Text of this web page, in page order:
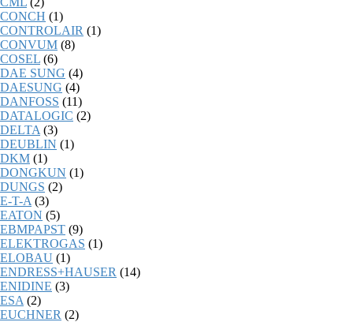
CONCH (1)
CONTROLAIR (1)
CONVUM (8)
COSEL (6)
DAE SUNG (4)
DAESUNG (4)
DANFOSS (11)
DATALOGIC (2)
DELTA (3)
DEUBLIN (1)
DKM (1)
DONGKUN (1)
DUNGS (2)
E-T-A (3)
EATON (5)
EBMPAPST (9)
ELEKTROGAS (1)
ELOBAU (1)
ENDRESS+HAUSER (14)
ENIDINE (3)
ESA (2)
EUCHNER (2)